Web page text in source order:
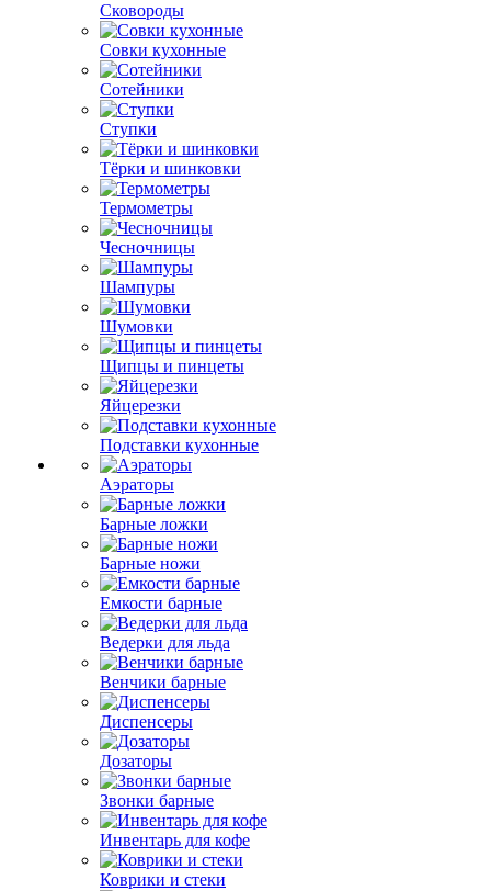
Сковороды
Совки кухонные
Сотейники
Ступки
Тёрки и шинковки
Термометры
Чесночницы
Шампуры
Шумовки
Щипцы и пинцеты
Яйцерезки
Подставки кухонные
Аэраторы
Барные ложки
Барные ножи
Емкости барные
Ведерки для льда
Венчики барные
Диспенсеры
Дозаторы
Звонки барные
Инвентарь для кофе
Коврики и стеки